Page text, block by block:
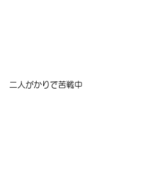
二人がかりで苦戦中